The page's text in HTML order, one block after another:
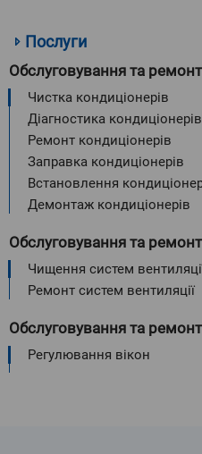
Послуги
Обслуговування та
Чистка кондиціонерів
Діагностика кондиціонерів
Ремонт кондиціонерів
Заправка кондиціонерів
Встановлення
Демонтаж кондиціонерів
Обслуговування та
Чищення систем
Ремонт систем вентиляції
Обслуговування та
Регулювання вікон